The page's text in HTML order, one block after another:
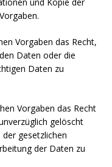
Vorgaben das Recht,
Daten oder die
Daten zu
Vorgaben das Recht
gelöscht
gesetzlichen
der Daten zu